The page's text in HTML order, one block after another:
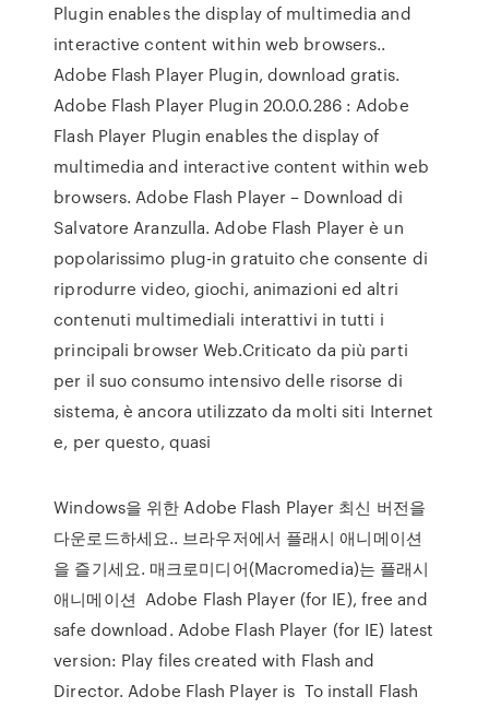
Plugin enables the display of multimedia and
interactive content within web browsers..
Adobe Flash Player Plugin, download gratis.
Adobe Flash Player Plugin 20.0.0.286 : Adobe
Flash Player Plugin enables the display of
multimedia and interactive content within web
browsers. Adobe Flash Player – Download di
Salvatore Aranzulla. Adobe Flash Player è un
popolarissimo plug-in gratuito che consente di
riprodurre video, giochi, animazioni ed altri
contenuti multimediali interattivi in tutti i
principali browser Web.Criticato da più parti
per il suo consumo intensivo delle risorse di
sistema, è ancora utilizzato da molti siti Internet
e, per questo, quasi
Windows을 위한 Adobe Flash Player 최신 버전을
다운로드하세요.. 브라우저에서 플래시 애니메이션
을 즐기세요. 매크로미디어(Macromedia)는 플래시
애니메이션 Adobe Flash Player (for IE), free and
safe download. Adobe Flash Player (for IE) latest
version: Play files created with Flash and
Director. Adobe Flash Player is To install Flash